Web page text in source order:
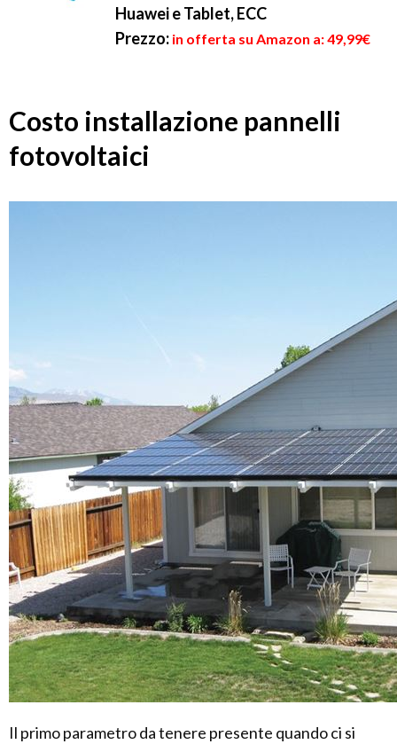
Huawei e Tablet, ECC
Prezzo: in offerta su Amazon a: 49,99€
Costo installazione pannelli
fotovoltaici
Il primo parametro da tenere presente quando ci si